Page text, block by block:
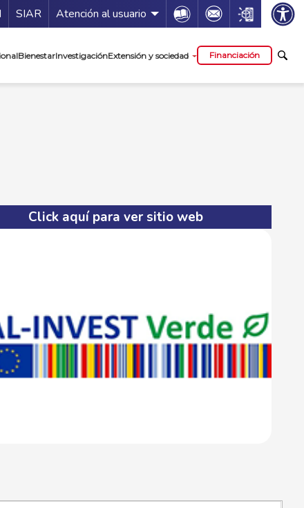
de servicios
SIAR Atención al usuario Icon Icon Icon
BienestarInvestigaciónExtensión y sociedad Financiación
Click aquí para ver sitio web